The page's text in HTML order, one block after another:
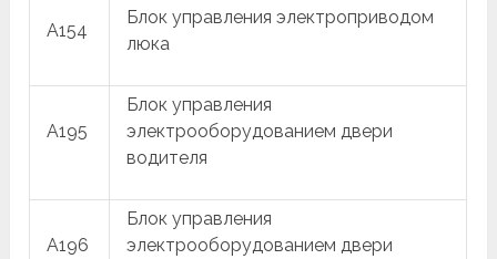
A154
Блок управления электроприводом
люка
A195
Блок управления
электрооборудованием двери
водителя
A196
Блок управления
электрооборудованием двери